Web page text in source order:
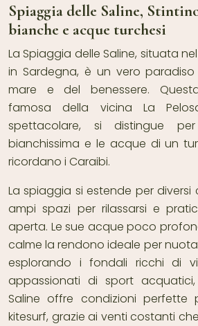
Spiaggia delle Saline,
bianche e acque turchesi
La Spiaggia delle Saline, situata
in Sardegna, è un vero
mare e del benessere.
famosa della vicina La
spettacolare, si distingue
bianchissima e le acque di un
ricordano i Caraibi.
La spiaggia si estende per diversi
ampi spazi per rilassarsi e
aperta. Le sue acque poco
calme la rendono ideale per
esplorando i fondali ricchi di
appassionati di sport
Saline offre condizioni perfette
kitesurf, grazie ai venti costanti